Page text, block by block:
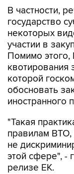
В частности,
государство
некоторых
участии в
Помимо этого,
квотирования
которой
обосновать
иностранного
"Такая
правилам ВТО,
не
этой сфере", -
релизе ЕК.